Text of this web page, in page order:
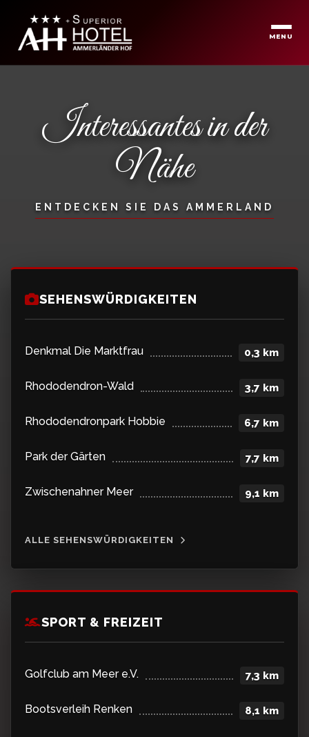
MENU
Interessantes in der
Nähe
ENTDECKEN SIE DAS AMMERLAND
SEHENSWÜRDIGKEITEN
Denkmal Die Marktfrau 0,3 km
Rhododendron-Wald 3,7 km
Rhododendronpark Hobbie 6,7 km
Park der Gärten 7,7 km
Zwischenahner Meer 9,1 km
ALLE SEHENSWÜRDIGKEITEN
SPORT & FREIZEIT
Golfclub am Meer e.V. 7,3 km
Bootsverleih Renken 8,1 km